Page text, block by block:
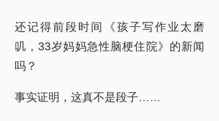
还记得前段时间《孩子写作业太磨
叽，33岁妈妈急性脑梗住院》的新闻
吗？
事实证明，这真不是段子……